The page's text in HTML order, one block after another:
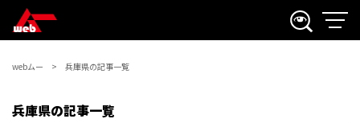
webムー 兵庫県の記事一覧
兵庫県の記事一覧